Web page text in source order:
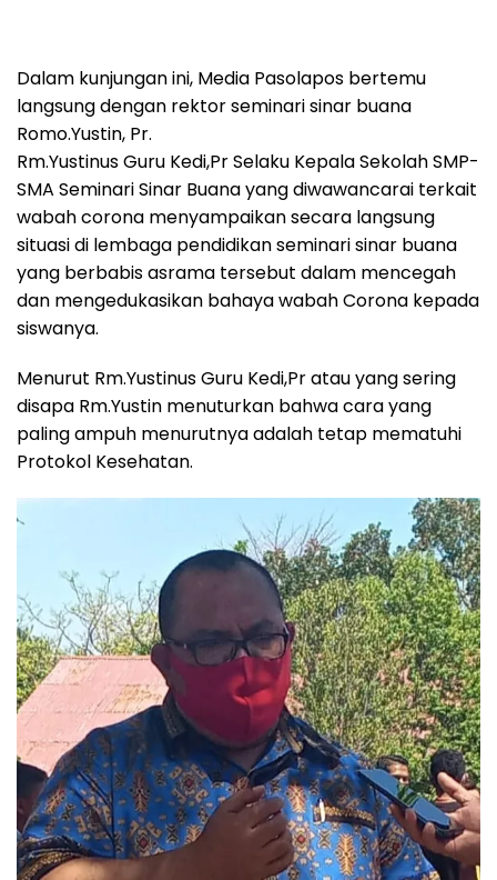
Dalam kunjungan ini, Media Pasolapos bertemu
langsung dengan rektor seminari sinar buana
Romo.Yustin, Pr.
Rm.Yustinus Guru Kedi,Pr Selaku Kepala Sekolah SMP-
SMA Seminari Sinar Buana yang diwawancarai terkait
wabah corona menyampaikan secara langsung
situasi di lembaga pendidikan seminari sinar buana
yang berbabis asrama tersebut dalam mencegah
dan mengedukasikan bahaya wabah Corona kepada
siswanya.
Menurut Rm.Yustinus Guru Kedi,Pr atau yang sering
disapa Rm.Yustin menuturkan bahwa cara yang
paling ampuh menurutnya adalah tetap mematuhi
Protokol Kesehatan.